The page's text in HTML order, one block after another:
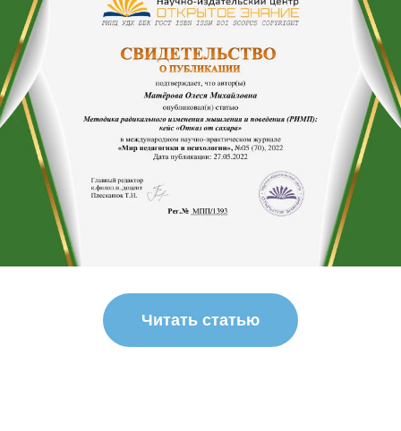
Читать статью